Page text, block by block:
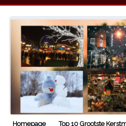
Homepage Top 10 Grootste